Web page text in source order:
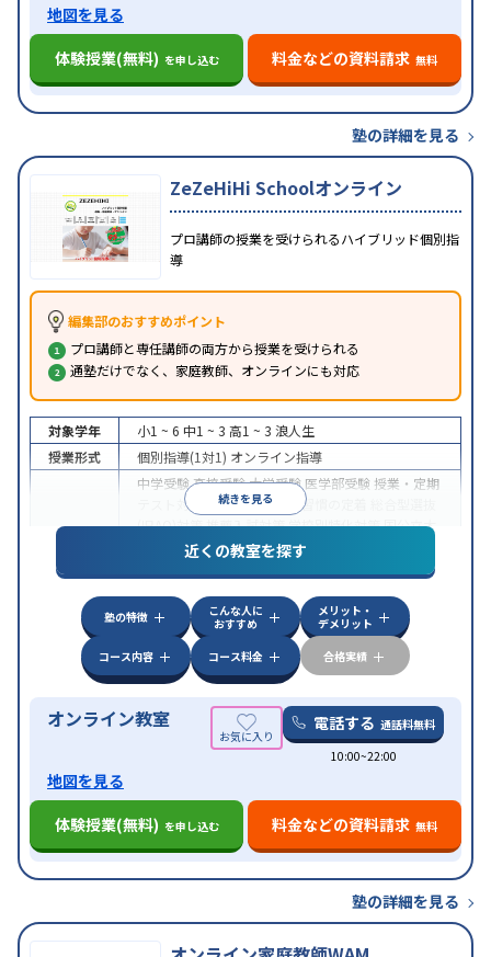
地図を見る
体験授業(無料) を申し込む 料金などの資料請求 無料
塾の詳細を見る
ZeZeHiHi Schoolオンライン
プロ講師の授業を受けられるハイブリッド個別指
導
編集部のおすすめポイント
プロ講師と専任講師の両方から授業を受けられる
通塾だけでなく、家庭教師、オンラインにも対応
続きを見る
対象学年 小1 ~ 6 中1 ~ 3 高1 ~ 3 浪人生
授業形式
個別指導(1対1) オンライン指導
中学受験高校受験大学受験 医学部受験 授業・定期
テスト対策
内申点対策 学習習慣の定着
(旧AO)対策推薦入試対策学校別特化対策国公立大
私大対策共通テスト対策
英語・英会話特化
特徴
中高一貫校生に対応授業の振替可能 不登校生に対
オンライン対応 1科目から受講可能季節講習の
みの受講可
自習室あり
近くの教室を探す
塾の特徴
こんな人に
おすすめ
メリット・
デメリット
コース内容
コース料金 合格実績
オンライン教室 電話する 通話料無料
10:00~22:00
地図を見る
体験授業(無料) を申し込む 料金などの資料請求 無料
塾の詳細を見る